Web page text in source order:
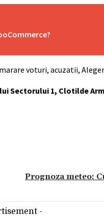
voturi, acuzatii,
Sectorului 1, Clotilde
Prognoza meteo:
-